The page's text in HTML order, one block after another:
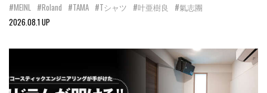
#MEINL #Roland #TAMA #Tシャツ #叶亜樹良
#氣志團
2026.08.1 UP